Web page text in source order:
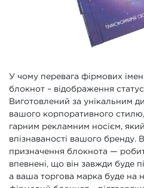
У чому перевага фірмових
блокнот – відображення
Виготовлений за унікальним
вашого корпоративного
гарним рекламним носієм,
впізнаваності вашого бренду.
призначення блокнота —
впевнені, що він завжди буде
а ваша торгова марка буде на